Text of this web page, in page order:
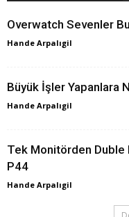
Overwatch Sevenler
Hande Arpalıgil
Büyük İşler Yapanlara
Hande Arpalıgil
Tek Monitörden
P44
Hande Arpalıgil